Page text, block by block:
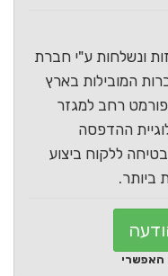
ונשלחות ע"י חברת
המובילות בארץ
רחב למגזר
ההדפסה
ללקוח ביצוע
ביותר.
האפשרי